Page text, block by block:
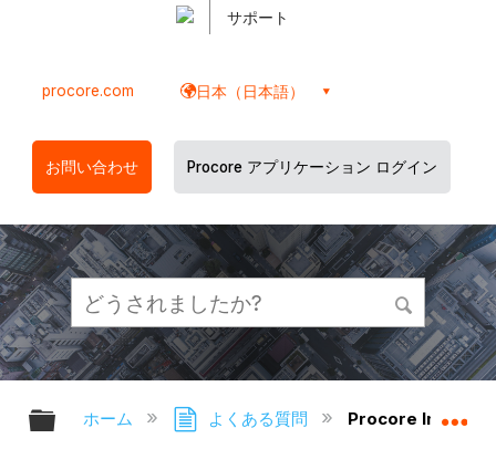
サポート
procore.com 日本（日本語）
お問い合わせ Procore アプリケーション ログイン
グローバル階層を展開/折りたたむ
ホーム よくある質問 Procore Insights